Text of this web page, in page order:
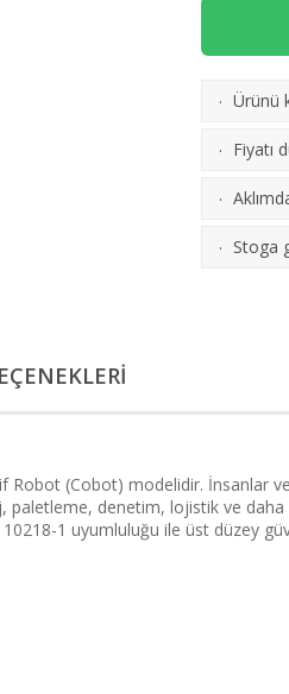
· Ürünü
· Fiyatı
·
· Stoga
(Cobot) modelidir. İnsanlar
denetim, lojistik ve daha
1 uyumluluğu ile üst düzey